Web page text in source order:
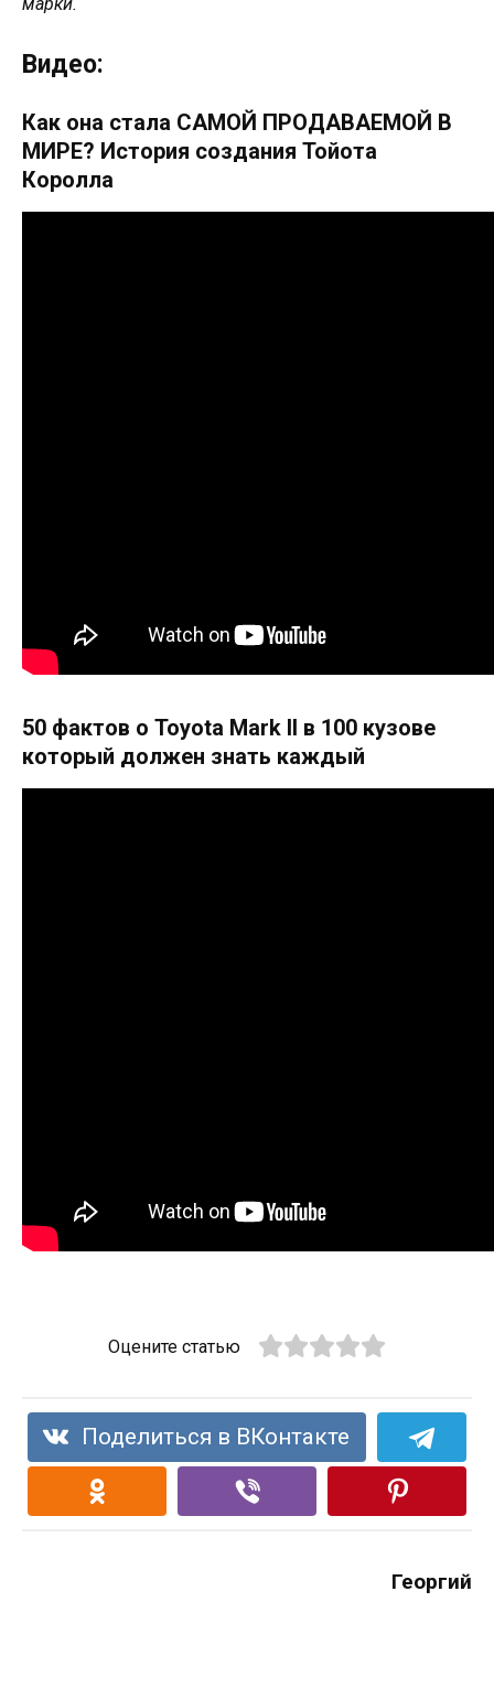
марки.
Видео:
Как она стала САМОЙ ПРОДАВАЕМОЙ В
МИРЕ? История создания Тойота
Королла
50 фактов о Toyota Mark II в 100 кузове
который должен знать каждый
Оцените статью
Поделиться в ВКонтакте
Георгий